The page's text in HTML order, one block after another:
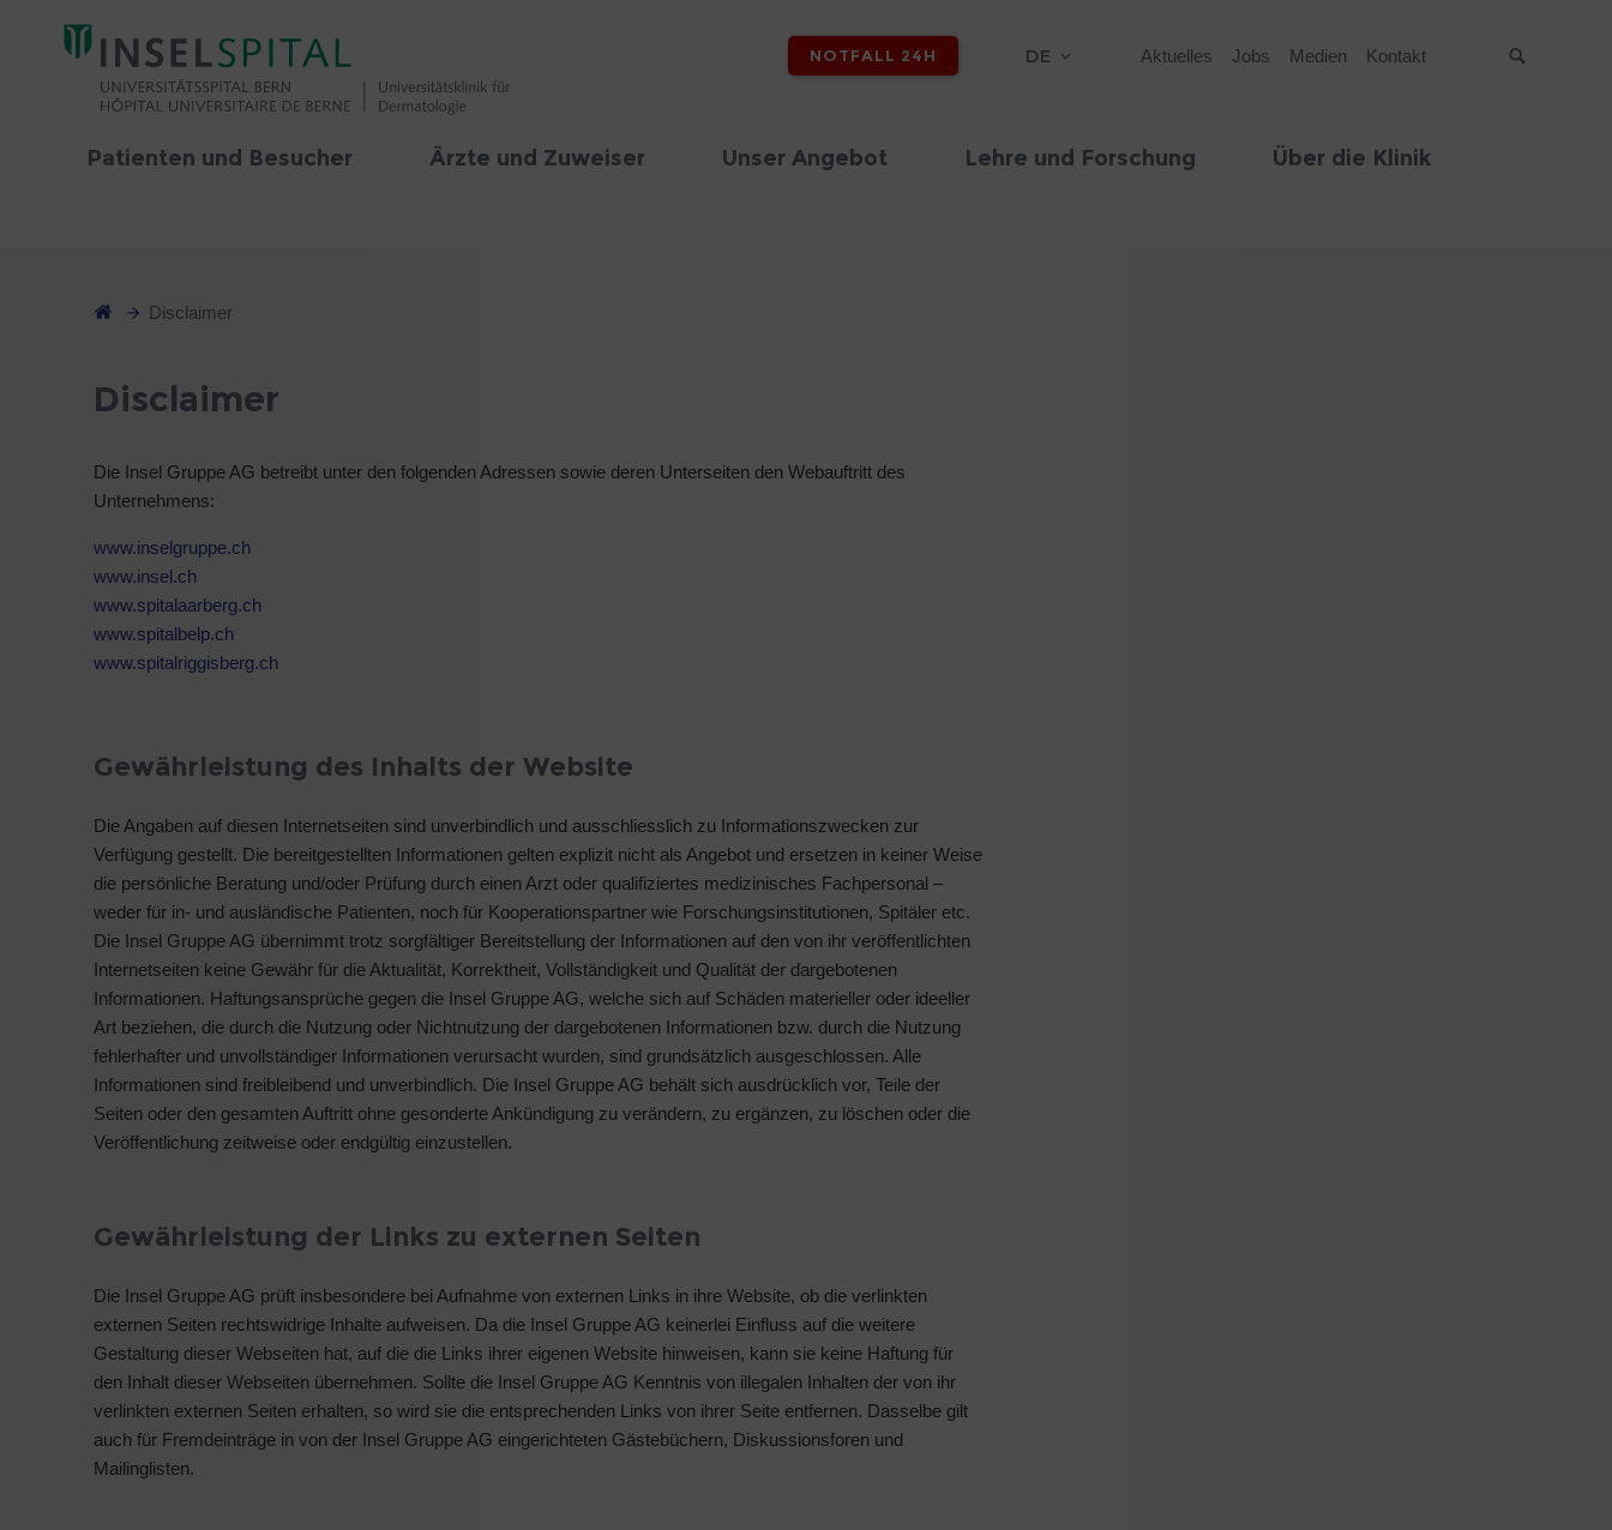
NOTFALL 24H DE Aktuelles Jobs Medien Kontakt
Patienten und Besucher Ärzte und Zuweiser Unser Angebot Lehre und Forschung Über die Klinik
Disclaimer
Disclaimer
Die Insel Gruppe AG betreibt unter den folgenden Adressen sowie deren Unterseiten den Webauftritt des
Unternehmens:
www.inselgruppe.ch
www.insel.ch
www.spitalaarberg.ch
www.spitalbelp.ch
www.spitalriggisberg.ch
Gewährleistung des Inhalts der Website
Die Angaben auf diesen Internetseiten sind unverbindlich und ausschliesslich zu Informationszwecken zur
Verfügung gestellt. Die bereitgestellten Informationen gelten explizit nicht als Angebot und ersetzen in keiner Weise
die persönliche Beratung und/oder Prüfung durch einen Arzt oder qualifiziertes medizinisches Fachpersonal –
weder für in- und ausländische Patienten, noch für Kooperationspartner wie Forschungsinstitutionen, Spitäler etc.
Die Insel Gruppe AG übernimmt trotz sorgfältiger Bereitstellung der Informationen auf den von ihr veröffentlichten
Internetseiten keine Gewähr für die Aktualität, Korrektheit, Vollständigkeit und Qualität der dargebotenen
Informationen. Haftungsansprüche gegen die Insel Gruppe AG, welche sich auf Schäden materieller oder ideeller
Art beziehen, die durch die Nutzung oder Nichtnutzung der dargebotenen Informationen bzw. durch die Nutzung
fehlerhafter und unvollständiger Informationen verursacht wurden, sind grundsätzlich ausgeschlossen. Alle
Informationen sind freibleibend und unverbindlich. Die Insel Gruppe AG behält sich ausdrücklich vor, Teile der
Seiten oder den gesamten Auftritt ohne gesonderte Ankündigung zu verändern, zu ergänzen, zu löschen oder die
Veröffentlichung zeitweise oder endgültig einzustellen.
Gewährleistung der Links zu externen Seiten
Die Insel Gruppe AG prüft insbesondere bei Aufnahme von externen Links in ihre Website, ob die verlinkten
externen Seiten rechtswidrige Inhalte aufweisen. Da die Insel Gruppe AG keinerlei Einfluss auf die weitere
Gestaltung dieser Webseiten hat, auf die die Links ihrer eigenen Website hinweisen, kann sie keine Haftung für
den Inhalt dieser Webseiten übernehmen. Sollte die Insel Gruppe AG Kenntnis von illegalen Inhalten der von ihr
verlinkten externen Seiten erhalten, so wird sie die entsprechenden Links von ihrer Seite entfernen. Dasselbe gilt
auch für Fremdeinträge in von der Insel Gruppe AG eingerichteten Gästebüchern, Diskussionsforen und
Mailinglisten.